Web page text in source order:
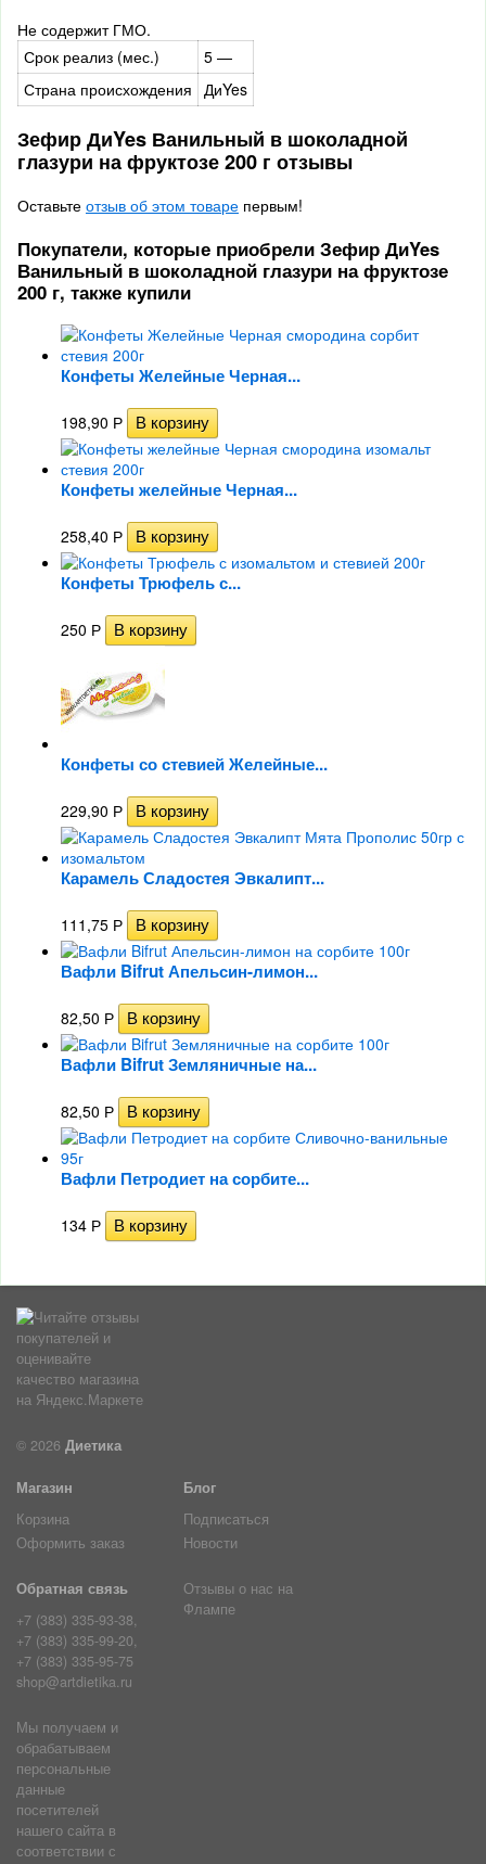
Не содержит ГМО.
Срок реализ (мес.)
5 —
Страна происхождения ДиYes
Зефир ДиYes Ванильный в шоколадной
глазури на фруктозе 200 г отзывы
Оставьте отзыв об этом товаре первым!
Покупатели, которые приобрели Зефир ДиYes
Ванильный в шоколадной глазури на фруктозе
200 г, также купили
Конфеты Желейные Черная...
198,90 Р
Конфеты желейные Черная...
258,40 Р
Конфеты Трюфель с...
250 Р
Конфеты со стевией Желейные...
229,90 Р
Карамель Сладостея Эвкалипт...
111,75 Р
Вафли Bifrut Апельсин-лимон...
82,50 Р
Вафли Bifrut Земляничные на...
82,50 Р
Вафли Петродиет на сорбите...
134 Р
© 2026 Диетика
Магазин
Корзина
Оформить заказ
Блог
Подписаться
Новости
Обратная связь
+7 (383) 335-93-38,
+7 (383) 335-99-20,
+7 (383) 335-95-75
shop@artdietika.ru
Отзывы о нас на
Флампе
Мы получаем и
обрабатываем
персональные
данные
посетителей
нашего сайта в
соответствии с